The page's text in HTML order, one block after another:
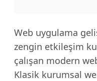
Web uygulama
zengin etkileşim
çalışan modern
Klasik kurumsal